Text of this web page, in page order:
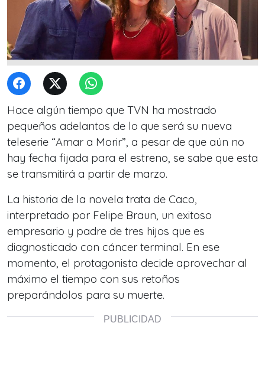
Hace algún tiempo que TVN ha mostrado
pequeños adelantos de lo que será su nueva
teleserie “Amar a Morir”, a pesar de que aún no
hay fecha fijada para el estreno, se sabe que esta
se transmitirá a partir de marzo.
La historia de la novela trata de Caco,
interpretado por Felipe Braun, un exitoso
empresario y padre de tres hijos que es
diagnosticado con cáncer terminal. En ese
momento, el protagonista decide aprovechar al
máximo el tiempo con sus retoños
preparándolos para su muerte.